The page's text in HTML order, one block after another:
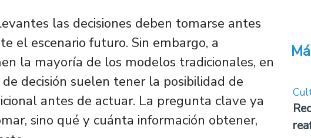
las decisiones deben tomarse antes
el escenario futuro. Sin embargo, a
la mayoría de los modelos tradicionales, en
decisión suelen tener la posibilidad de
antes de actuar. La pregunta clave ya
, sino qué y cuánta información obtener,